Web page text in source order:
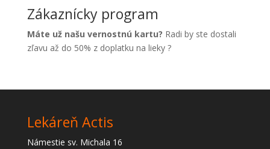
Zákaznícky program
Máte už našu vernostnú kartu? Radi by ste dostali
zľavu až do 50% z doplatku na lieky ?
Lekáreň Actis
Námestie sv. Michala 16